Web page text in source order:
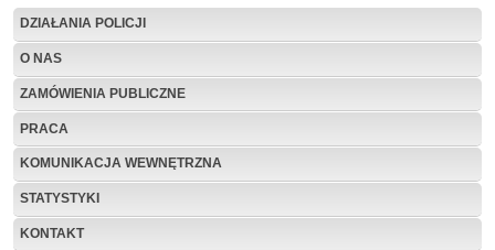
DZIAŁANIA POLICJI
O NAS
ZAMÓWIENIA PUBLICZNE
PRACA
KOMUNIKACJA WEWNĘTRZNA
STATYSTYKI
KONTAKT